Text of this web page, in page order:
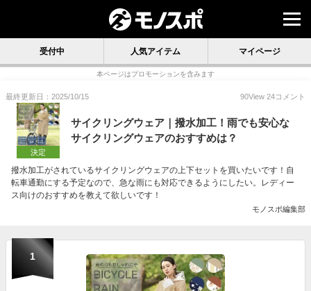
受付中 人気アイテム マイページ
本ページはプロモーションを含みます
最終更新日：2025/10/15 90View 24コメント
決定
サイクリングウェア｜撥水加工！雨でも安心な
サイクリングウェアのおすすめは？
撥水加工がされているサイクリングウェアの上下セットを買いたいです！自
転車通勤にする予定なので、急な雨にも対応できるようにしたい。レディー
ス向けのおすすめを教えて欲しいです！
モノスポ編集部
1